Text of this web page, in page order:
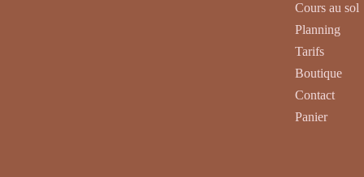
Cours au sol
Planning
Tarifs
Boutique
Contact
Panier